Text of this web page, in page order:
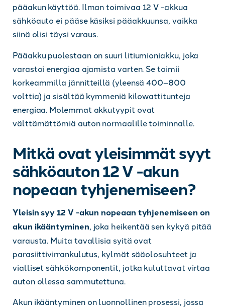
pääakun käyttöä. Ilman toimivaa 12 V -akkua
sähköauto ei pääse käsiksi pääakkuunsa, vaikka
siinä olisi täysi varaus.
Pääakku puolestaan on suuri litiumioniakku, joka
varastoi energiaa ajamista varten. Se toimii
korkeammilla jännitteillä (yleensä 400–800
volttia) ja sisältää kymmeniä kilowattitunteja
energiaa. Molemmat akkutyypit ovat
välttämättömiä auton normaalille toiminnalle.
Mitkä ovat yleisimmät syyt
sähköauton 12 V -akun
nopeaan tyhjenemiseen?
Yleisin syy 12 V -akun nopeaan tyhjenemiseen on
akun ikääntyminen , joka heikentää sen kykyä pitää
varausta. Muita tavallisia syitä ovat
parasiittivirrankulutus, kylmät sääolosuhteet ja
vialliset sähkökomponentit, jotka kuluttavat virtaa
auton ollessa sammutettuna.
Akun ikääntyminen on luonnollinen prosessi, jossa